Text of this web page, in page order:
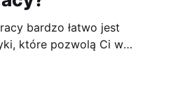
bardzo łatwo jest
które pozwolą Ci w